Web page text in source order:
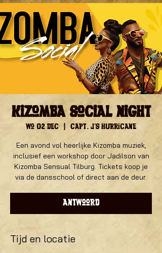
Kizomba Social Night
wo 02 dec
  |
Capt. J's Hurricane
Een avond vol heerlijke Kizomba muziek,
inclusief een workshop door Jadilson van
Kizomba Sensual Tilburg. Tickets koop je
via de dansschool of direct aan de deur.
Antwoord
Tijd en locatie